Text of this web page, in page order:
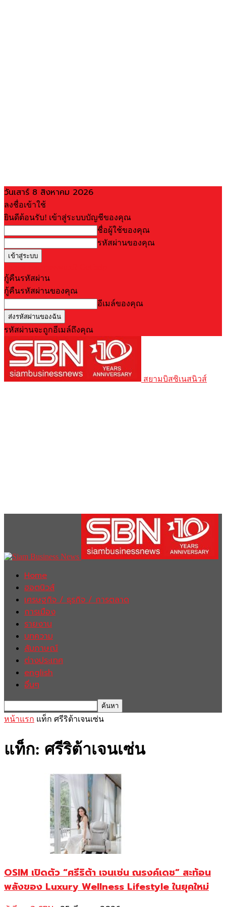
วันเสาร์ 8 สิงหาคม 2026
ลงชื่อเข้าใช้
ยินดีต้อนรับ! เข้าสู่ระบบบัญชีของคุณ
ชื่อผู้ใช้ของคุณ
รหัสผ่านของคุณ
กู้คืนรหัสผ่าน
กู้คืนรหัสผ่านของคุณ
อีเมล์ของคุณ
รหัสผ่านจะถูกอีเมล์ถึงคุณ
สยามบิสซิเนสนิวส์
Home
ฮอตนิวส์
เศรษฐกิจ / ธุรกิจ / การตลาด
การเมือง
รายงาน
บทความ
สัมภาษณ์
ต่างประเทศ
english
อื่นๆ
หน้าแรก แท็ก ศรีริต้าเจนเซ่น
แท็ก: ศรีริต้าเจนเซ่น
OSIM เปิดตัว “ศรีริต้า เจนเซ่น ณรงค์เดช” สะท้อน
พลังของ Luxury Wellness Lifestyle ในยุคใหม่